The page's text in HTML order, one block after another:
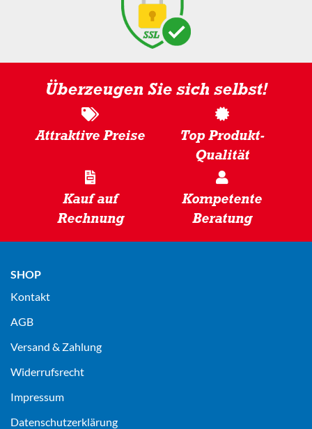
Überzeugen Sie sich selbst!
Attraktive Preise
Top Produkt-
Qualität
Kauf auf
Rechnung
Kompetente
Beratung
SHOP
Kontakt
AGB
Versand & Zahlung
Widerrufsrecht
Impressum
Datenschutz­erklärung